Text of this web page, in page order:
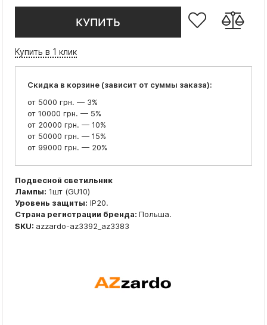
КУПИТЬ
Купить в 1 клик
Скидка в корзине (зависит от суммы заказа):
от 5000 грн. — 3%
от 10000 грн. — 5%
от 20000 грн. — 10%
от 50000 грн. — 15%
от 99000 грн. — 20%
Подвесной светильник
Лампы: 1шт (GU10)
Уровень защиты: IP20.
Страна регистрации бренда: Польша.
SKU: azzardo-az3392_az3383